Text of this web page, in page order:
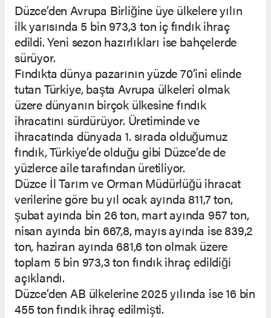
Düzce’den Avrupa Birliğine üye ülkelere yılın
ilk yarısında 5 bin 973,3 ton iç fındık ihraç
edildi. Yeni sezon hazırlıkları ise bahçelerde
sürüyor.
Fındıkta dünya pazarının yüzde 70’ini elinde
tutan Türkiye, başta Avrupa ülkeleri olmak
üzere dünyanın birçok ülkesine fındık
ihracatını sürdürüyor. Üretiminde ve
ihracatında dünyada 1. sırada olduğumuz
fındık, Türkiye’de olduğu gibi Düzce’de de
yüzlerce aile tarafından üretiliyor.
Düzce İl Tarım ve Orman Müdürlüğü ihracat
verilerine göre bu yıl ocak ayında 811,7 ton,
şubat ayında bin 26 ton, mart ayında 957 ton,
nisan ayında bin 667,8, mayıs ayında ise 839,2
ton, haziran ayında 681,6 ton olmak üzere
toplam 5 bin 973,3 ton fındık ihraç edildiği
açıklandı.
Düzce’den AB ülkelerine 2025 yılında ise 16 bin
455 ton fındık ihraç edilmişti.